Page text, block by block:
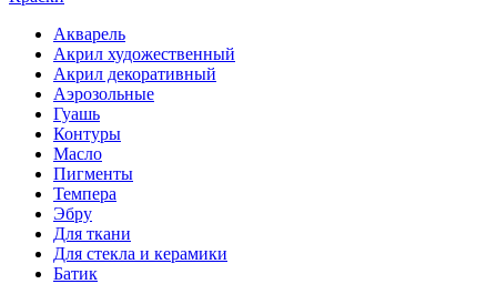
Акварель
Акрил художественный
Акрил декоративный
Аэрозольные
Гуашь
Контуры
Масло
Пигменты
Темпера
Эбру
Для ткани
Для стекла и керамики
Батик